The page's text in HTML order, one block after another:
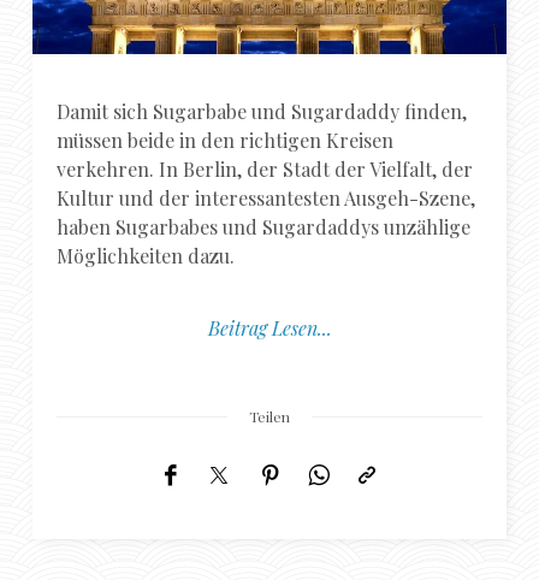
Damit sich Sugarbabe und Sugardaddy finden,
müssen beide in den richtigen Kreisen
verkehren. In Berlin, der Stadt der Vielfalt, der
Kultur und der interessantesten Ausgeh-Szene,
haben Sugarbabes und Sugardaddys unzählige
Möglichkeiten dazu.
Beitrag Lesen...
Teilen